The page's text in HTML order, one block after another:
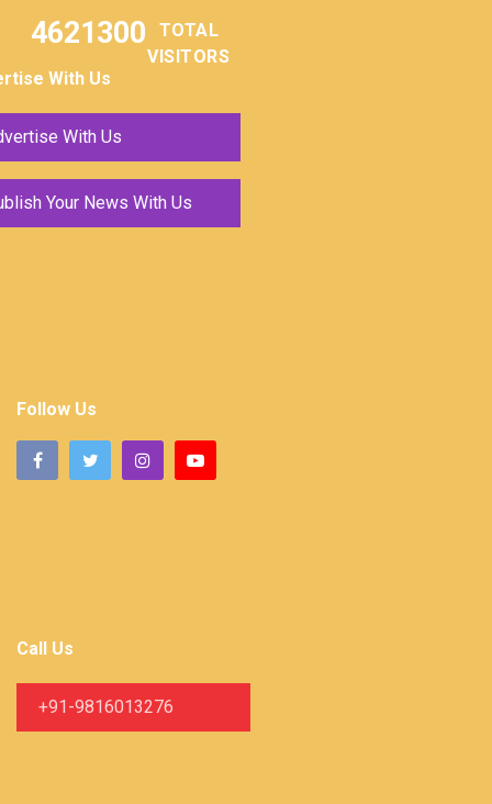
4621300
TOTAL
VISITORS
With Us
With Us
Your News With Us
Follow Us
Call Us
+91-9816013276